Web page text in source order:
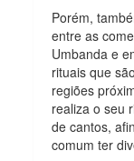
Porém,
entre as
Umbanda e
rituais que
regiões
realiza o seu
de cantos,
comum ter